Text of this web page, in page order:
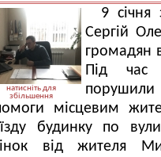
натисніть для
збільшення
9 січня
Сергій
громадян
Під час
місцевим
будинку по
від жителя